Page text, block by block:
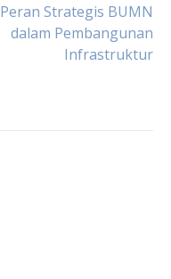
Peran Strategis BUMN
dalam Pembangunan
Infrastruktur